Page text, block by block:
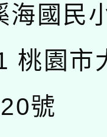
海國民
桃園市
號